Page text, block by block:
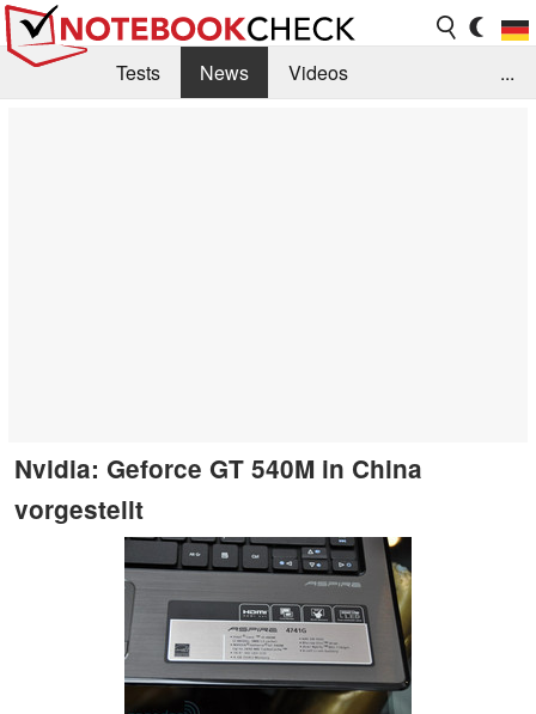
Tests News
Videos
...
Nvidia: Geforce GT 540M in China
vorgestellt